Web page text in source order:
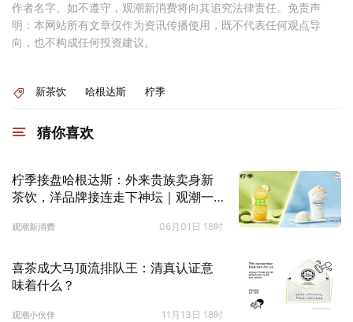
作者名字。如不遵守，观潮新消费将向其追究法律责任。免责声
明：本网站所有文章仅作为资讯传播使用，既不代表任何观点导
向，也不构成任何投资建议。
新茶饮 哈根达斯 柠季
猜你喜欢
柠季接盘哈根达斯：外来贵族卖身新
茶饮，洋品牌接连走下神坛｜观潮一
观潮新消费 06月01日 18时
喜茶成大马顶流排队王：清真认证意
味着什么？
观潮小伙伴 11月13日 18时